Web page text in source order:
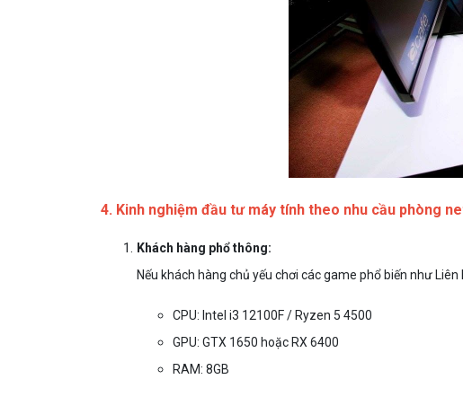
4. Kinh nghiệm đầu tư máy tính theo nhu cầu phòng
Khách hàng phổ thông:
Nếu khách hàng chủ yếu chơi các game phổ biến như
CPU: Intel i3 12100F / Ryzen 5 4500
GPU: GTX 1650 hoặc RX 6400
RAM: 8GB